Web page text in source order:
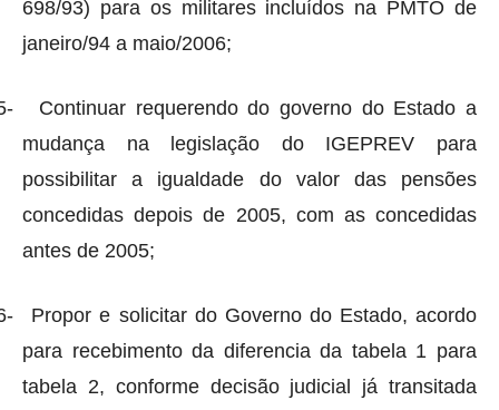
698/93) para os militares incluídos na PMTO de
janeiro/94 a maio/2006;
Continuar requerendo do governo do Estado a
mudança na legislação do IGEPREV para
possibilitar a igualdade do valor das pensões
concedidas depois de 2005, com as concedidas
antes de 2005;
Propor e solicitar do Governo do Estado, acordo
para recebimento da diferencia da tabela 1 para
tabela 2, conforme decisão judicial já transitada